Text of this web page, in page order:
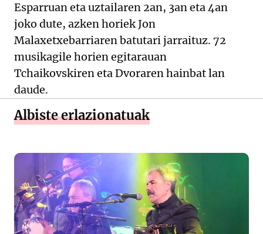
Esparruan eta uztailaren 2an, 3an eta 4an
joko dute, azken horiek Jon
Malaxetxebarriaren batutari jarraituz. 72
musikagile horien egitarauan
Tchaikovskiren eta Dvoraren hainbat lan
daude.
Albiste erlazionatuak